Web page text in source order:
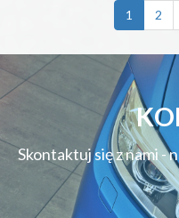
1 2
Skontaktuj się z nami -